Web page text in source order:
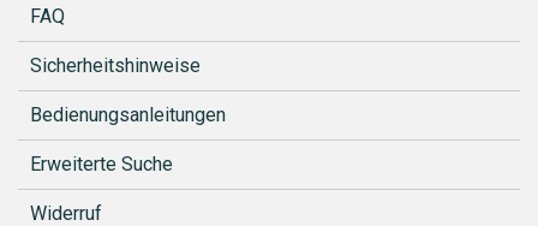
FAQ
Sicherheitshinweise
Bedienungsanleitungen
Erweiterte Suche
Widerruf